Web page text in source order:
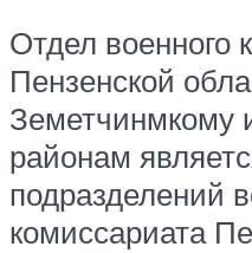
Отдел военного
Пензенской
Земетчинмкому
районам
подразделений
комиссариата